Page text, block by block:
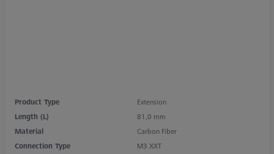
Product Type
Extension
Length (L)
81,0 mm
Material
Carbon Fiber
Connection Type
M3 XXT